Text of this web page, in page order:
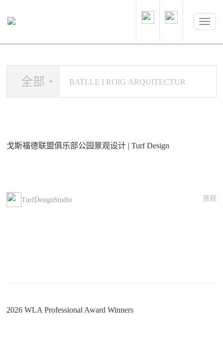
全部
戈斯福德联盟俱乐部公园景观设计 | Turf Design
TurfDesignStudio 景观
2026 WLA Professional Award Winners